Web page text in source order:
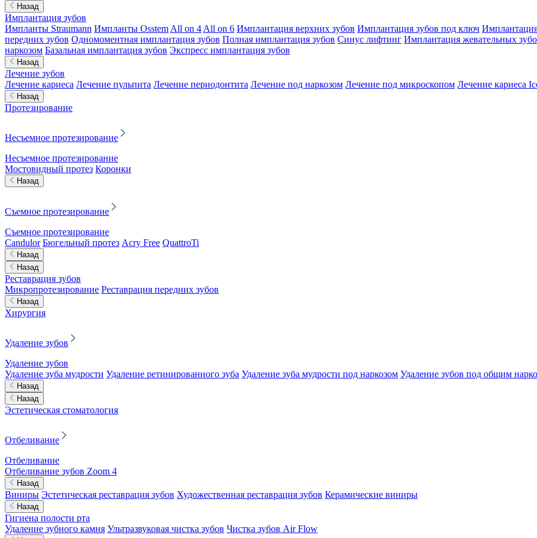
Назад
Имплантация зубов
Импланты Straumann Импланты Osstem All on 4 All on 6 Имплантация верхних зубов Имплантация зубов под ключ
передних зубов Одномоментная имплантация зубов Полная имплантация зубов Синус лифтинг Имплантация жевательных
наркозом Базальная имплантация зубов Экспресс имплантация зубов
Назад
Лечение зубов
Лечение кариеса Лечение пульпита Лечение периодонтита Лечение под наркозом Лечение под микроскопом Лечение кариеса
Назад
Протезирование
Несъемное протезирование
Несъемное протезирование
Мостовидный протез Коронки
Назад
Съемное протезирование
Съемное протезирование
Candulor Бюгельный протез Acry Free QuattroTi
Назад
Назад
Реставрация зубов
Микропротезирование Реставрация передних зубов
Назад
Хирургия
Удаление зубов
Удаление зубов
Удаление зуба мудрости Удаление ретинированного зуба Удаление зуба мудрости под наркозом Удаление зубов под общим
Назад
Назад
Эстетическая стоматология
Отбеливание
Отбеливание
Отбеливание зубов Zoom 4
Назад
Виниры Эстетическая реставрация зубов Художественная реставрация зубов Керамические виниры
Назад
Гигиена полости рта
Удаление зубного камня Ультразвуковая чистка зубов Чистка зубов Air Flow